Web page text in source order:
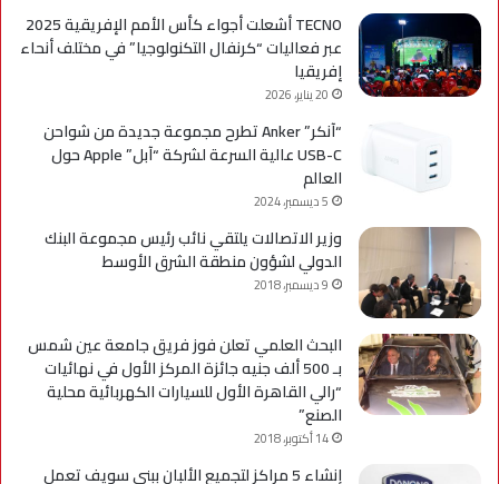
TECNO أشعلت أجواء كأس الأمم الإفريقية 2025
عبر فعاليات “كرنفال التكنولوجيا” في مختلف أنحاء
إفريقيا
20 يناير، 2026
“آنكر” Anker تطرح مجموعة جديدة من شواحن
USB-C عالية السرعة لشركة “آبل” Apple حول
العالم
5 ديسمبر، 2024
وزير الاتصالات يلتقي نائب رئيس مجموعة البنك
الدولي لشؤون منطقة الشرق الأوسط
9 ديسمبر، 2018
البحث العلمي تعلن فوز فريق جامعة عين شمس
بـ 500 ألف جنيه جائزة المركز الأول في نهائيات
“رالي القاهرة الأول للسيارات الكهربائية محلية
الصنع”
14 أكتوبر، 2018
إنشاء 5 مراكز لتجميع الألبان ببني سويف تعمل